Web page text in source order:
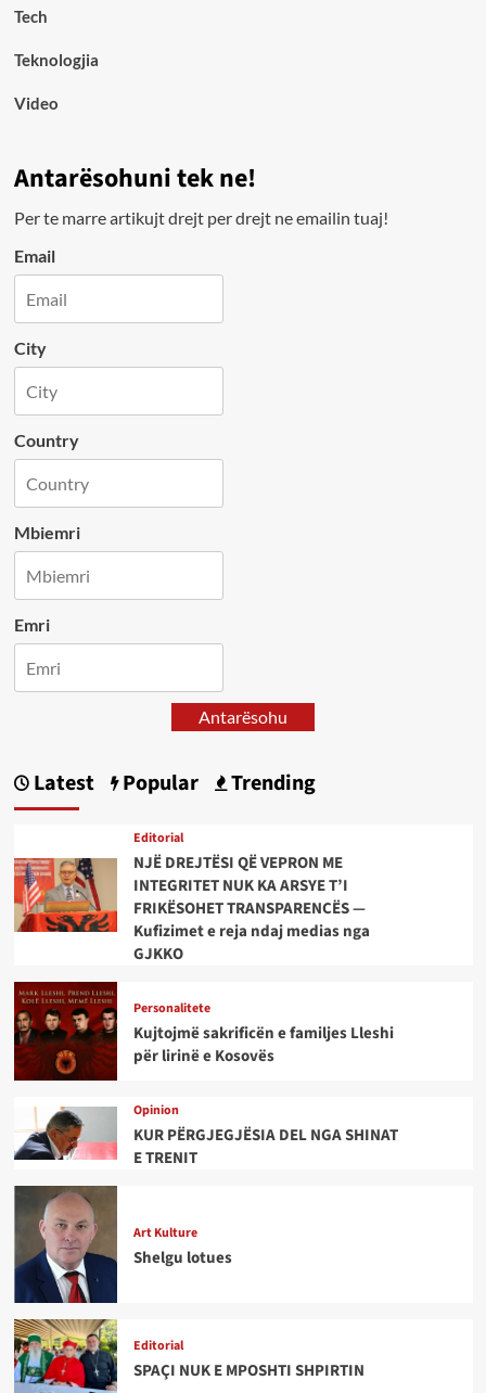
Tech
Teknologjia
Video
Antarësohuni tek ne!
Per te marre artikujt drejt per drejt ne emailin tuaj!
Email
City
Country
Mbiemri
Emri
Antarësohu
Latest Popular Trending
Editorial
NJË DREJTËSI QË VEPRON ME
INTEGRITET NUK KA ARSYE T’I
FRIKËSOHET TRANSPARENCËS —
Kufizimet e reja ndaj medias nga
GJKKO
Personalitete
Kujtojmë sakrificën e familjes Lleshi
për lirinë e Kosovës
Opinion
KUR PËRGJEGJËSIA DEL NGA SHINAT
E TRENIT
Art Kulture
Shelgu lotues
Editorial
SPAÇI NUK E MPOSHTI SHPIRTIN